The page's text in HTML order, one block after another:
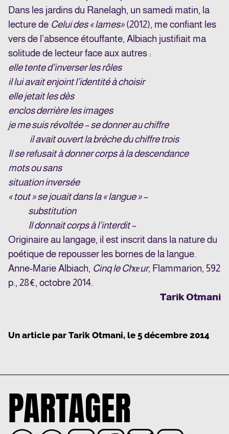
Dans les jardins du Ranelagh, un samedi matin, la
lecture de Celui des « lames»(2012), me confiant les
vers de l’absence étouffante, Albiach justifiait ma
solitude de lecteur face aux autres :
elle tente d’inverser les rôles
il lui avait enjoint l’identité à choisir
elle jetait les dès
enclos derrière les images
je me suis révoltée – se donner au chiffre
il avait ouvert la brèche du chiffre trois
Il se refusait à donner corps à la descendance
mots ou sans
situation inversée
« tout » se jouait dans la « langue » –
substitution
Il donnait corps à l’interdit –
Originaire au langage, il est inscrit dans la nature du
poétique de repousser les bornes de la langue.
Anne-Marie Albiach, Cinq le Chœur, Flammarion, 592
p., 28€, octobre 2014.
Tarik Otmani
Un article par Tarik Otmani, le 5 décembre 2014
PARTAGER